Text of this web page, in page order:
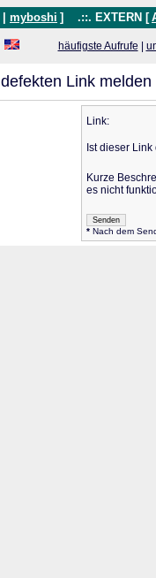
myboshi ] .::. EXTERN [
häufigste Aufrufe
defekten Link melden
Link:
Ist dieser Link
Kurze
es nicht
*Nach dem